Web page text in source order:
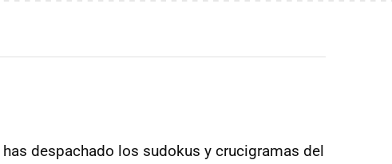
despachado los sudokus y crucigramas del